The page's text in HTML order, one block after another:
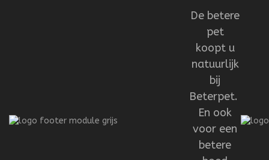
De betere
pet
koopt u
natuurlijk
bij
Beterpet.
En ook
voor een
betere